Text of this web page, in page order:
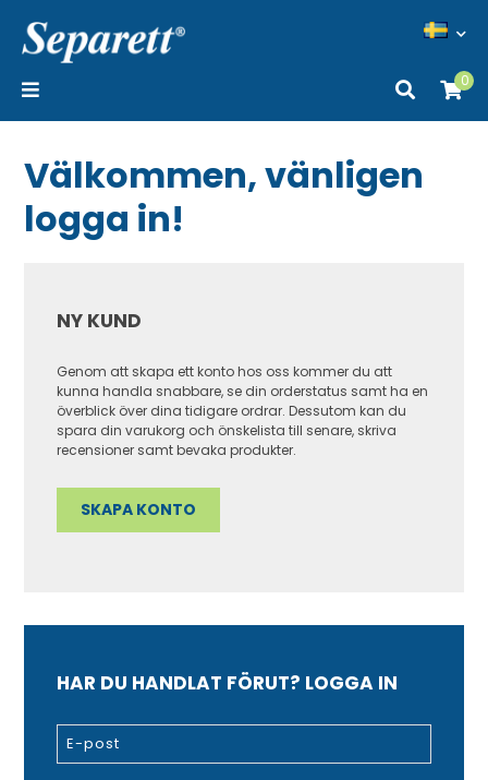
0
Välkommen, vänligen
logga in!
NY KUND
Genom att skapa ett konto hos oss kommer du att
kunna handla snabbare, se din orderstatus samt ha en
överblick över dina tidigare ordrar. Dessutom kan du
spara din varukorg och önskelista till senare, skriva
recensioner samt bevaka produkter.
HAR DU HANDLAT FÖRUT? LOGGA IN